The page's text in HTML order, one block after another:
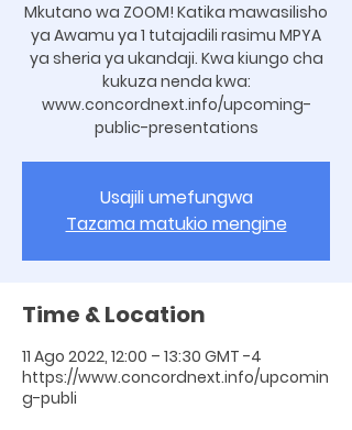
Mkutano wa ZOOM! Katika mawasilisho
ya Awamu ya 1 tutajadili rasimu MPYA
ya sheria ya ukandaji. Kwa kiungo cha
kukuza nenda kwa:
www.concordnext.info/upcoming-
public-presentations
Usajili umefungwa
Tazama matukio mengine
Time & Location
11 Ago 2022, 12:00 – 13:30 GMT -4
https://www.concordnext.info/upcomin
g-publi